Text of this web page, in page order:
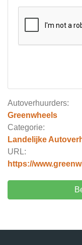
Autoverhuurders:
Greenwheels
Categorie:
Landelijke
URL:
https://